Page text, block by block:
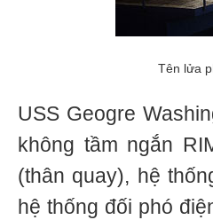
Tên lửa
USS Geogre
không tầm ngắn
(thân quay), hệ
hệ thống đối phó